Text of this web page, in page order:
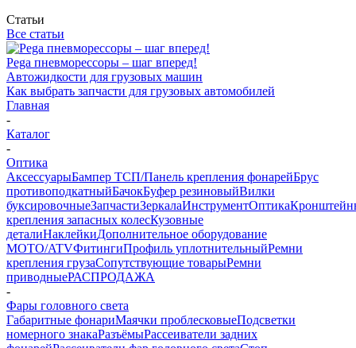
Статьи
Все статьи
Pega пневморессоры – шаг вперед!
Автожидкости для грузовых машин
Как выбрать запчасти для грузовых автомобилей
Главная
-
Каталог
-
Оптика
АксессуарыБампер ТСП/Панель крепления фонарейБрус
противоподкатныйБачокБуфер резиновыйВилки
буксировочныеЗапчастиЗеркалаИнструментОптика
крепления запасных колесКузовные
деталиНаклейкиДополнительное оборудование
MOTO/ATVФитингиПрофиль уплотнительныйРемни
крепления грузаСопутствующие товарыРемни
приводныеРАСПРОДАЖА
-
Фары головного света
Габаритные фонариМаячки проблесковыеПодсветки
номерного знакаРазъёмыРассеиватели задних